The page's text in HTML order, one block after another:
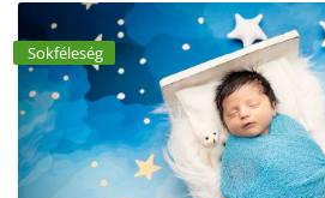
Sokféleség